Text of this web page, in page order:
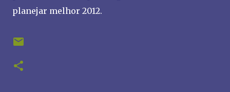
planejar melhor 2012.